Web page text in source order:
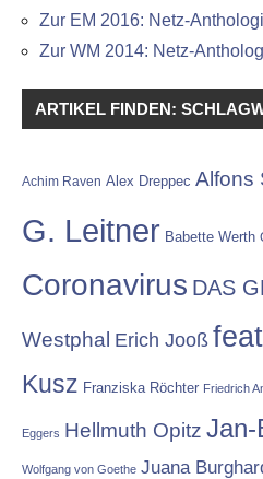
Zur EM 2016: Netz-
Zur WM 2014: Netz-
ARTIKEL FINDEN:
Achim Raven Alex Dreppec Alfons
G. Leitner Babette Werth
Coronavirus DAS
Westphal Erich Jooß
Kusz Franziska Röchter Friedrich
Eggers Hellmuth Opitz Jan-
Wolfgang von Goethe Juana